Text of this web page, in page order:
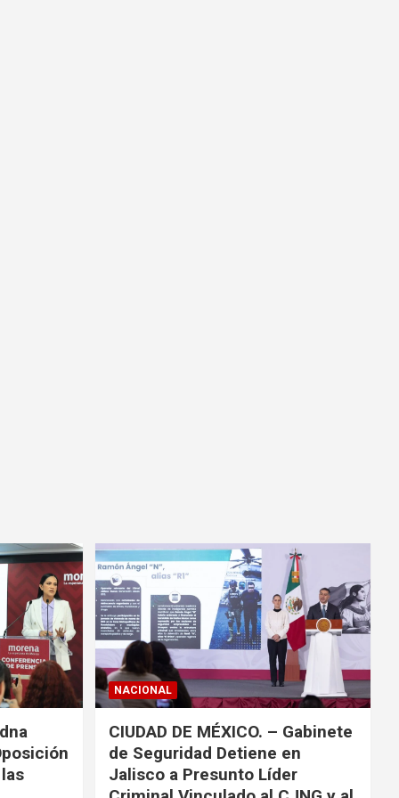
NACIONAL
CIUDAD DE MÉXICO. – Gabinete
de Seguridad Detiene en
Jalisco a Presunto Líder